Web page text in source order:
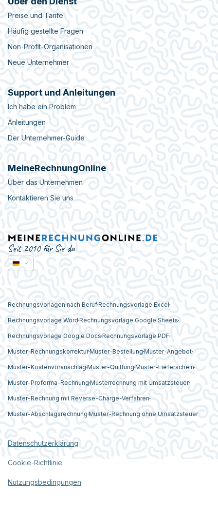
Preise und Tarife
Häufig gestellte Fragen
Non-Profit-Organisationen
Neue Unternehmer
Support und Anleitungen
Ich habe ein Problem
Anleitungen
Der Unternehmer-Guide
MeineRechnungOnline
Über das Unternehmen
Kontaktieren Sie uns
Seit 2010 für Sie da
Rechnungsvorlagen nach BerufRechnungsvorlage Excel
Rechnungsvorlage Word Rechnungsvorlage Google Sheets
Rechnungsvorlage Google Docs Rechnungsvorlage PDF
Muster-RechnungskorrekturMuster-Bestellung Muster-Angebot
Muster-Kostenvoranschlag Muster-Quittung Muster-Lieferschein
Muster-Proforma-Rechnung Musterrechnung mit Umsatzsteuer
Muster-Rechnung mit Reverse-Charge-Verfahren
Muster-Abschlagsrechnung Muster-Rechnung ohne Umsatzsteuer
Datenschutzerklärung
Cookie-Richtlinie
Nutzungsbedingungen